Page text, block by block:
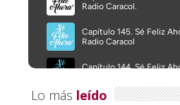
Lo más leído